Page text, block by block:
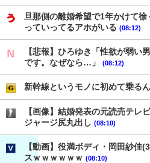
旦那側の離婚希望で1年かけて
っていってるアホがいる (08:12)
【悲報】ひろゆき「性欲が弱い
です。なぜなら…」
(08:12)
新幹線というモノに初めて乗る
【画像】結婚発表の元読売テレ
ジャージ尻丸出し (08:10)
【動画】役満ボディ・岡田紗佳
スｗｗｗｗｗｗ (08:10)